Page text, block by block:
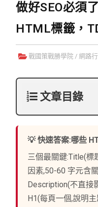
做好SEO必須
HTML標籤，
戰國策戰勝學院 /網路
文章目錄
💡 快速答案:哪些
三個最關鍵:Title(標
因素,50-60 字元含
Description(不直接
H1(每頁一個,說明